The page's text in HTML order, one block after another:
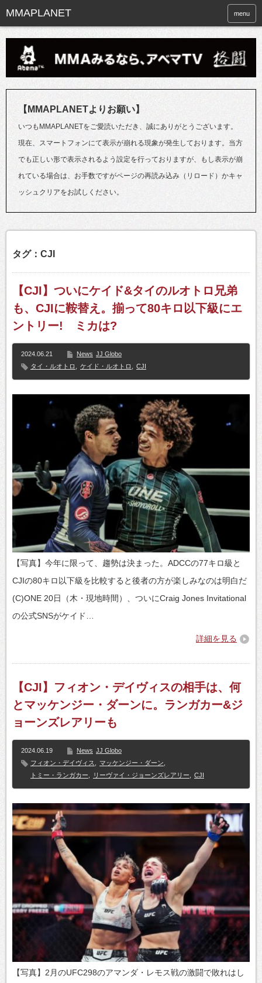
menu
【MMAPLANETよりお願い】
いつもMMAPLANETをご愛読いただき、誠にありがとうございます。
現在、スマートフォンにて表示が崩れる現象が発生しております。当方
でも正しい形で表示されるよう設定を行っておりますが、もし表示が崩
れている場合は、お手数ですがページの再読み込み（リロード）かキャ
ッシュクリアをお試しください。
タグ：CJI
【CJI】ついにケイド&タイのルオトロ兄弟
も、CJIに鞍替え。揃って80キロ以下級にエ
ントリー! ミカは?
2024.06.21 News JJ Globo
タイ・ルオトロ
ケイド・ルオトロ CJI
【写真】今年に限って、趨勢は決まった。ADCCの77キロ級と
CJIの80キロ以下級を比較すると後者の方が楽しみなのは明白だ
(C)ONE 20日（木・現地時間）、ついにCraig Jones Invitational
の公式SNSがケイド…
詳細を見る
【CJI】フィオン・デイヴィスの相手は、何
とマッケンジー・ダーンに。ランガカー&ジ
ョーンズレアリーも
2024.06.19 News JJ Globo
フィオン・デイヴィス
マッケンジー・ダーン
トミー・ランガカー
リーヴァイ・ジョーンズレアリー CJI
【写真】2月のUFC298のアマンダ・レモス戦の激闘で敗れはし